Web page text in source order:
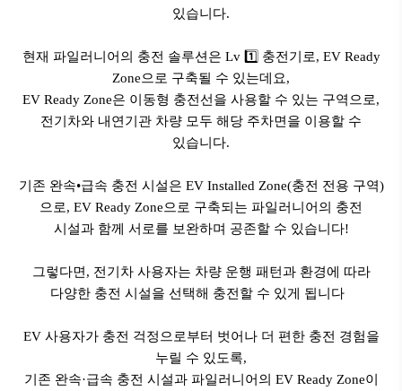
있습니다.
현재 파일러니어의 충전 솔루션은 Lv1️⃣ 충전기로, EV Ready
Zone으로 구축될 수 있는데요,
EV Ready Zone은 이동형 충전선을 사용할 수 있는 구역으로,
전기차와 내연기관 차량 모두 해당 주차면을 이용할 수
있습니다.
기존 완속•급속 충전 시설은 EV Installed Zone(충전 전용 구역)
으로, EV Ready Zone으로 구축되는 파일러니어의 충전
시설과 함께 서로를 보완하며 공존할 수 있습니다!
그렇다면, 전기차 사용자는 차량 운행 패턴과 환경에 따라
다양한 충전 시설을 선택해 충전할 수 있게 됩니다
EV 사용자가 충전 걱정으로부터 벗어나 더 편한 충전 경험을
누릴 수 있도록,
기존 완속·급속 충전 시설과 파일러니어의 EV Ready Zone이